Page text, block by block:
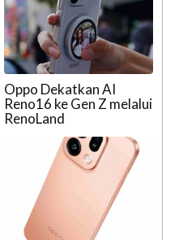
Oppo Dekatkan AI
Reno16 ke Gen Z melalui
RenoLand